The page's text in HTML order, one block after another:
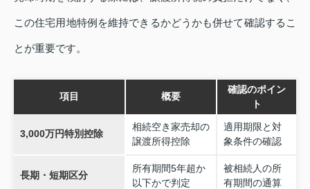
この住宅用地特例を維持できるかどうかも併せて確認するこ
とが重要です。
項目 概要
確認のポイン
ト
3,000万円特別控除
相続空き家売却の
譲渡所得控除
適用期限と対
象条件の確認
長期・短期区分
所有期間5年超か
以下かで判定
被相続人の所
有期間の通算